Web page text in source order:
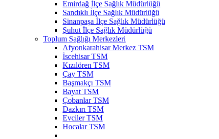
Emirdağ İlçe Sağlık Müdürlüğü
Sandıklı İlçe Sağlık Müdürlüğü
Sinanpaşa İlçe Sağlık Müdürlüğü
Şuhut İlçe Sağlık Müdürlüğü
Toplum Sağlığı Merkezleri
Afyonkarahisar Merkez TSM
İscehisar TSM
Kızılören TSM
Çay TSM
Başmakçı TSM
Bayat TSM
Çobanlar TSM
Dazkırı TSM
Evciler TSM
Hocalar TSM